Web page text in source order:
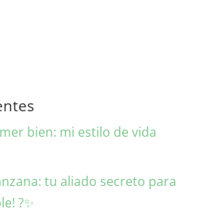
bien: mi estilo de vida
tu aliado secreto para
?✨